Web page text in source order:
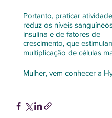
Portanto, praticar
reduz os níveis
insulina e de fatores de
crescimento, que
multiplicação de células
Mulher, vem conhecer a